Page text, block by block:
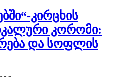
კირცხის
კორომი:
და სოფლის